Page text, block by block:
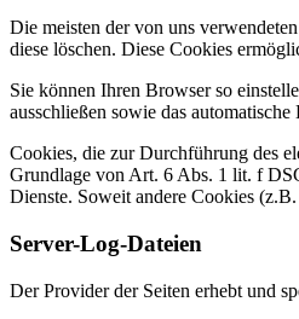
Die meisten der von uns
diese löschen. Diese Cookies
Sie können Ihren Browser so
ausschließen sowie das
Cookies, die zur Durchführung des
Grundlage von Art. 6 Abs. 1 lit. f
Dienste. Soweit andere Cookies
Server-Log-Dateien
Der Provider der Seiten erhebt und